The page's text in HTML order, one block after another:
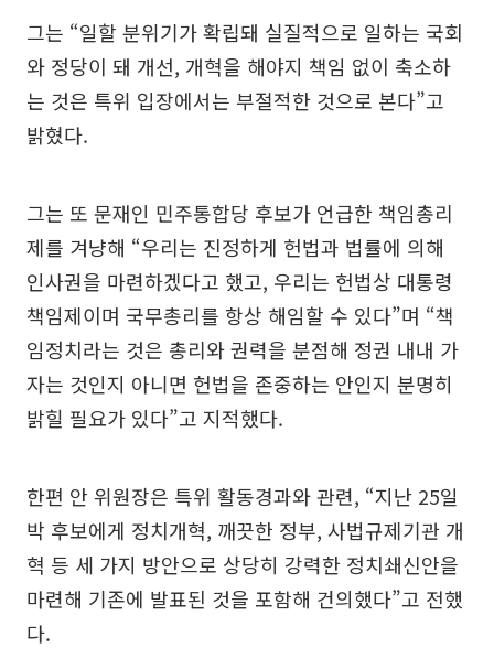
그는 “일할 분위기가 확립돼 실질적으로 일하는 국회
와 정당이 돼 개선, 개혁을 해야지 책임 없이 축소하
는 것은 특위 입장에서는 부절적한 것으로 본다”고
밝혔다.
그는 또 문재인 민주통합당 후보가 언급한 책임총리
제를 겨냥해 “우리는 진정하게 헌법과 법률에 의해
인사권을 마련하겠다고 했고, 우리는 헌법상 대통령
책임제이며 국무총리를 항상 해임할 수 있다”며 “책
임정치라는 것은 총리와 권력을 분점해 정권 내내 가
자는 것인지 아니면 헌법을 존중하는 안인지 분명히
밝힐 필요가 있다”고 지적했다.
한편 안 위원장은 특위 활동경과와 관련, “지난 25일
박 후보에게 정치개혁, 깨끗한 정부, 사법규제기관 개
혁 등 세 가지 방안으로 상당히 강력한 정치쇄신안을
마련해 기존에 발표된 것을 포함해 건의했다”고 전했
다.